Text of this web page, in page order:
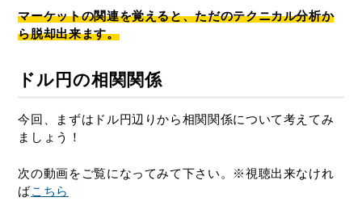
マーケットの関連を覚えると、ただのテクニカル分析か
ら脱却出来ます。
ドル円の相関関係
今回、まずはドル円辺りから相関関係について考えてみ
ましょう！
次の動画をご覧になってみて下さい。※視聴出来なけれ
ばこちら